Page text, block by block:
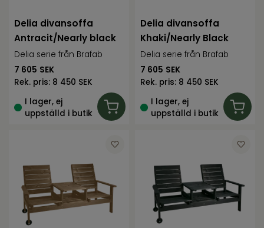
Delia divansoffa
Antracit/Nearly black
Delia serie från Brafab
7 605 SEK
Rek. pris: 8 450 SEK
I lager, ej
uppställd i butik
Delia divansoffa
Khaki/Nearly Black
Delia serie från Brafab
7 605 SEK
Rek. pris: 8 450 SEK
I lager, ej
uppställd i butik